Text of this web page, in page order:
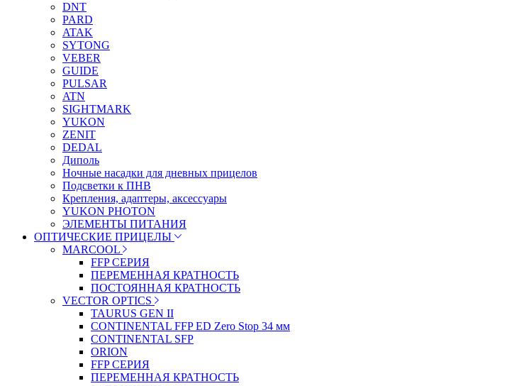
DNT
PARD
ATAK
SYTONG
VEBER
GUIDE
PULSAR
ATN
SIGHTMARK
YUKON
ZENIT
DEDAL
Диполь
Ночные насадки для дневных прицелов
Подсветки к ПНВ
Крепления, адаптеры, аксессуары
YUKON PHOTON
ЭЛЕМЕНТЫ ПИТАНИЯ
ОПТИЧЕСКИЕ ПРИЦЕЛЫ
MARCOOL
FFP СЕРИЯ
ПЕРЕМЕННАЯ КРАТНОСТЬ
ПОСТОЯННАЯ КРАТНОСТЬ
VECTOR OPTICS
TAURUS GEN II
CONTINENTAL FFP ED Zero Stop 34 мм
CONTINENTAL SFP
ORION
FFP СЕРИЯ
ПЕРЕМЕННАЯ КРАТНОСТЬ